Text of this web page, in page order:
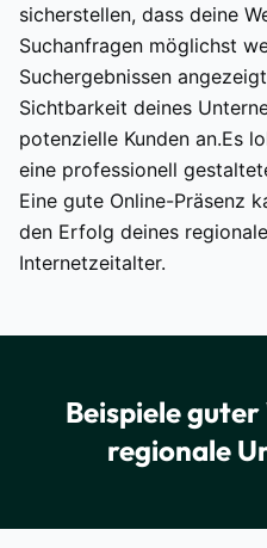
sicherstellen, dass deine
Suchanfragen möglichst
Suchergebnissen
Sichtbarkeit deines
potenzielle Kunden an.Es
eine professionell
Eine gute Online-Präsenz
den Erfolg deines
Internetzeitalter.
Beispiele
regionale